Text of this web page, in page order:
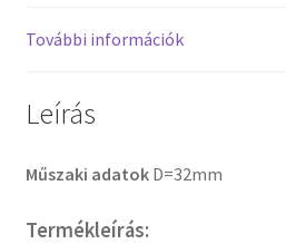
További információk
Leírás
Műszaki adatok D=32mm
Termékleírás: